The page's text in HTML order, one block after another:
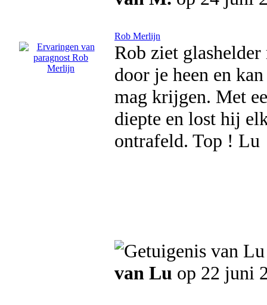
Rob Merlijn
Rob ziet
door je heen en
mag krijgen. Met
diepte en lost hij
ontrafeld. Top ! Lu
van Lu op 22 juni